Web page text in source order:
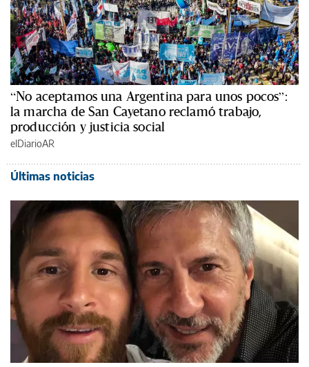
“No aceptamos una Argentina para unos pocos”:
la marcha de San Cayetano reclamó trabajo,
producción y justicia social
elDiarioAR
Últimas noticias